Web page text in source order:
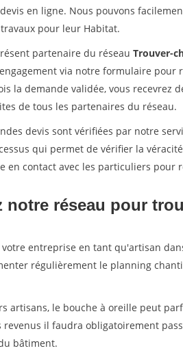
en ligne. Nous pouvons
pour leur Habitat.
partenaire du réseau Trouver-
via notre formulaire pour
la demande validée, vous recevrez
de tous les partenaires du réseau.
devis sont vérifiées par notre
qui permet de vérifier la
en contact avec les particuliers
notre réseau pour
entreprise en tant qu'artisan
régulièrement le planning
artisans, le bouche à oreille peut
revenus il faudra obligatoirement
bâtiment.